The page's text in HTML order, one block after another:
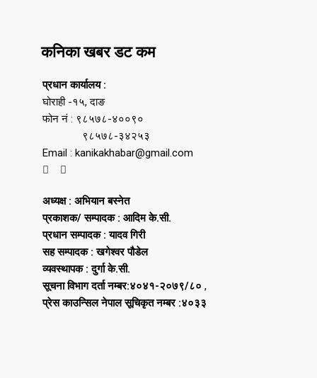
कनिका खबर डट कम
प्रधान कार्यालय :
घोराही -१५, दाङ
फोन नं : ९८५७८-४००९०
९८५७८-३४२५३
Email : kanikakhabar@gmail.com
अध्यक्ष : अभियान बस्नेत
प्रकाशक/ सम्पादक : आदिम के.सी.
प्रधान सम्पादक : यादव गिरी
सह सम्पादक : खगेश्वर पौडेल
व्यवस्थापक : दुर्गा के.सी.
सूचना विभाग दर्ता नम्बर:४०४१-२०७९/८० ,
प्रेस काउन्सिल नेपाल सूचिकृत नम्बर :४०३३